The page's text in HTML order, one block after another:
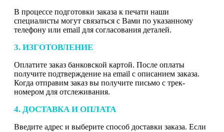
В процессе подготовки заказа к печати наши
специалисты могут связаться с Вами по указанному
телефону или email для согласования деталей.
3. ИЗГОТОВЛЕНИЕ
Оплатите заказ банковской картой. После оплаты
получите подтверждение на email с описанием заказа.
Когда отправим заказ вы получите письмо с трек-
номером для отслеживания.
4. ДОСТАВКА И ОПЛАТА
Введите адрес и выберите способ доставки заказа. Если